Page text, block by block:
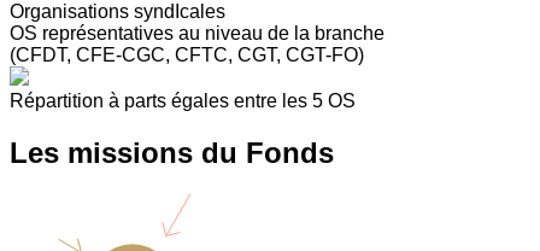
Organisations syndIcales
OS représentatives au niveau de la branche
(CFDT, CFE-CGC, CFTC, CGT, CGT-FO)
Répartition à parts égales entre les 5 OS
Les missions du Fonds